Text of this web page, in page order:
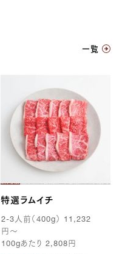
一覧
特選ラムイチ
2-3人前（400g） 11,232
円 〜
100gあたり2,808 円